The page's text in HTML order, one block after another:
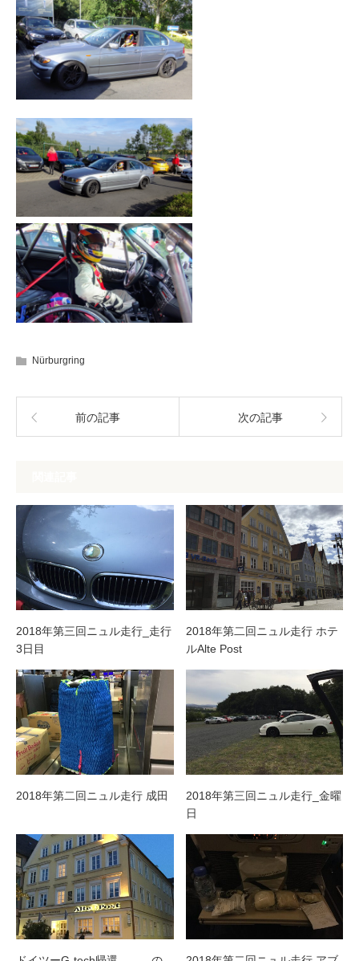
Nürburgring
前の記事 次の記事
2018年第三回ニュル走行_走行
3日目
2018年第二回ニュル走行 ホテ
ルAlte Post
2018年第二回ニュル走行 成田
2018年第三回ニュル走行_金曜
日